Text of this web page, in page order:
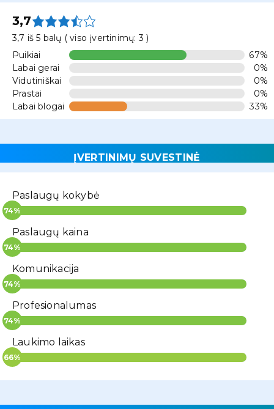
3,7
3,7 iš 5 balų ( viso įvertinimų: 3 )
Puikiai
67%
Labai gerai
0%
Vidutiniškai
0%
Prastai
0%
Labai blogai
33%
ĮVERTINIMŲ SUVESTINĖ
Paslaugų kokybė
Paslaugų kaina
Komunikacija
Profesionalumas
Laukimo laikas